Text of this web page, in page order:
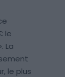
le
La
le plus